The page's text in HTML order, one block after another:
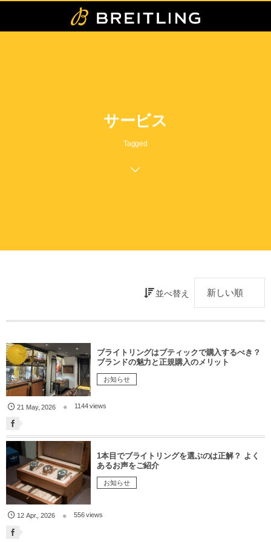
サービス
Tagged
並べ替え
ブライトリングはブティックで購入するべき？
ブランドの魅力と正規購入のメリット
お知らせ
21 May,2026 1144 views
1本目でブライトリングを選ぶのは正解？ よく
あるお声をご紹介
お知らせ
12 Apr. ,2026 556 views